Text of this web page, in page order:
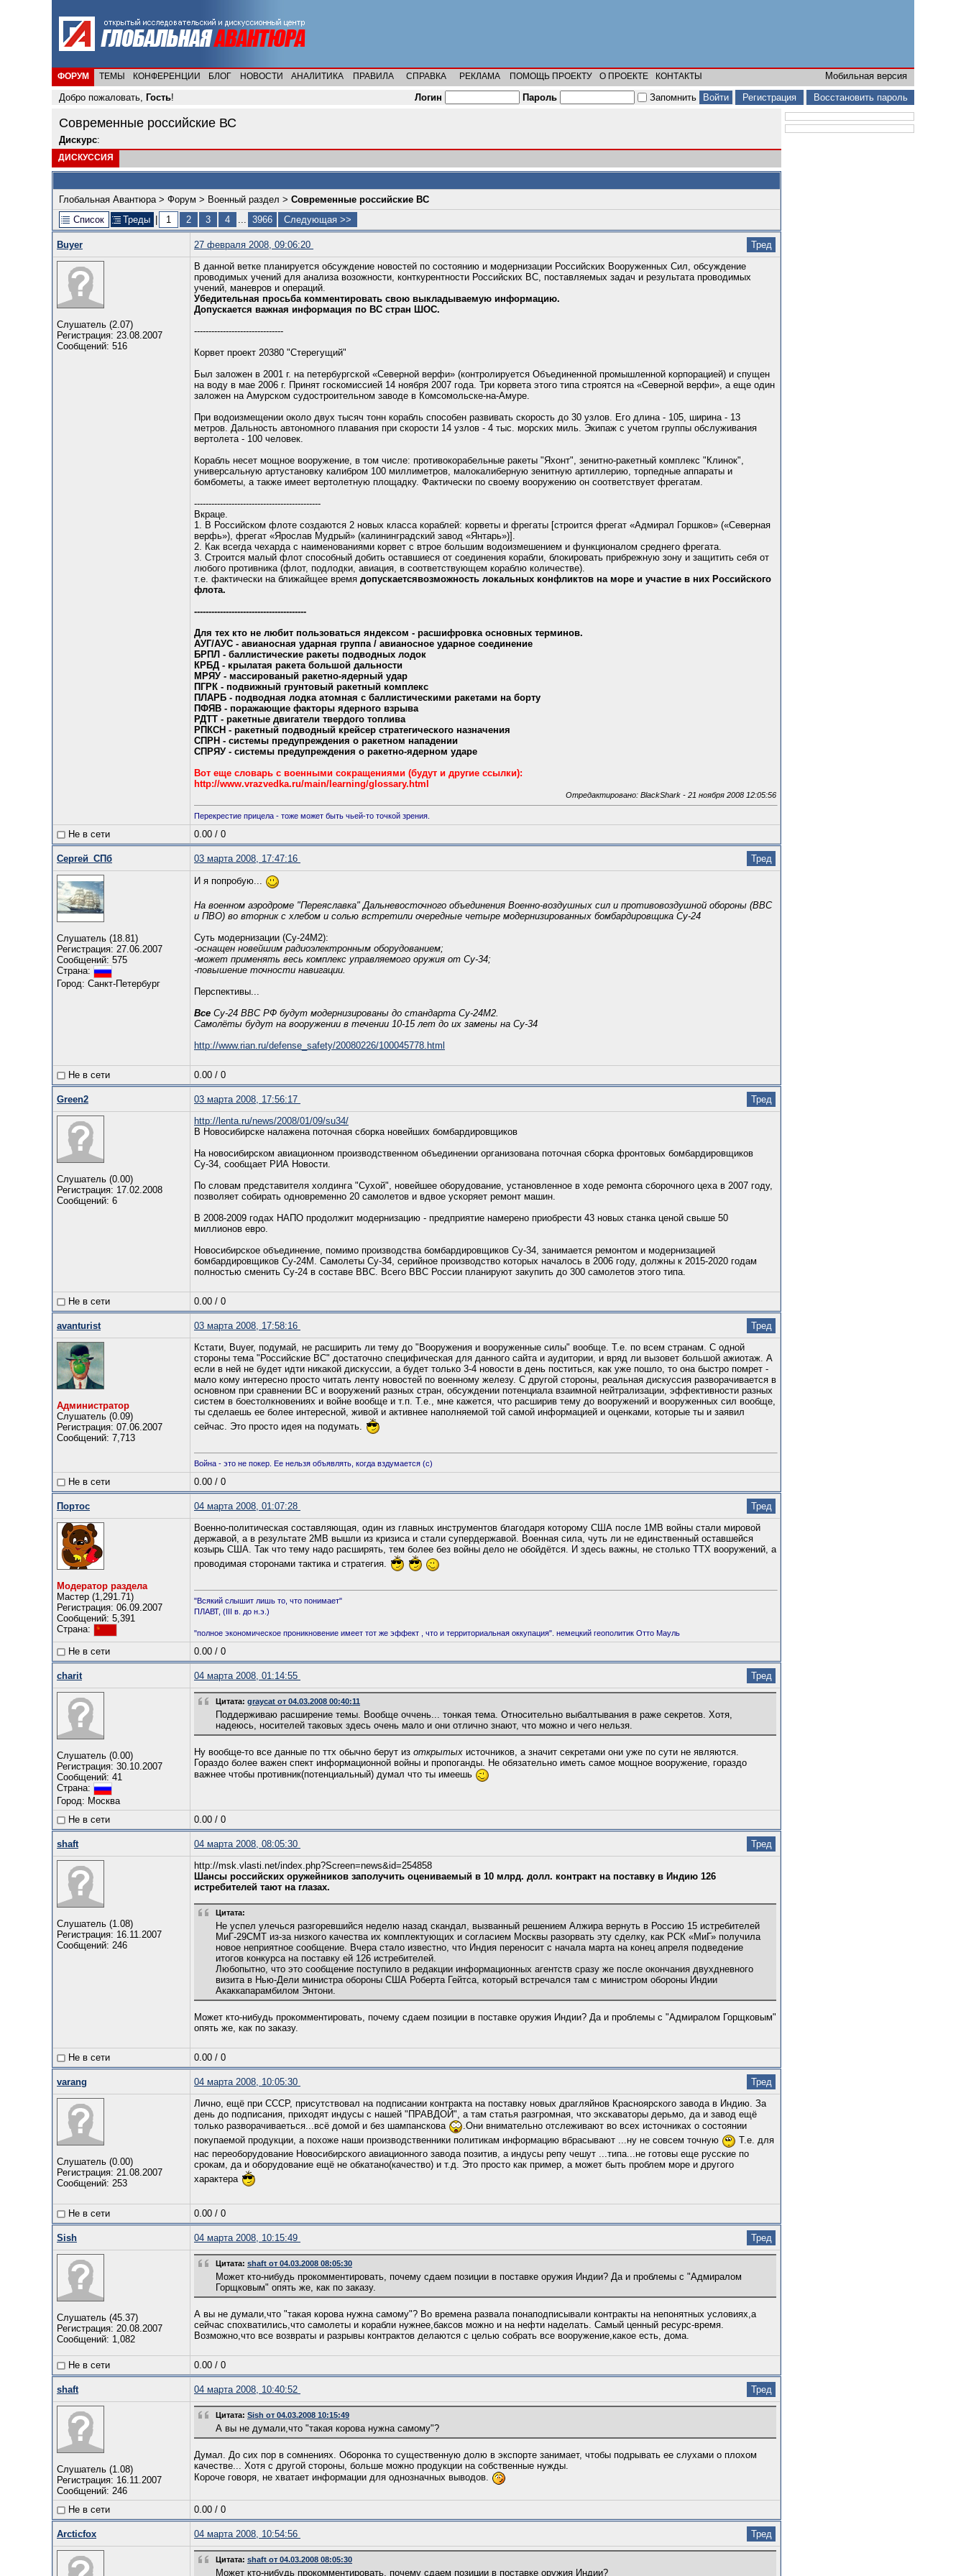
ФОРУМ ТЕМЫ КОНФЕРЕНЦИИ БЛОГ НОВОСТИ АНАЛИТИКА ПРАВИЛА СПРАВКА РЕКЛАМА ПОМОЩЬ ПРОЕКТУ О ПРОЕКТЕ КОНТАКТЫ
Мобильная версия
Добро пожаловать, Гость! Логин Пароль Запомнить Регистрация Восстановить пароль
Современные российские ВС
Дискурс:
ДИСКУССИЯ
Глобальная Авантюра> Форум > Военный раздел > Современные российские ВС
Список
Треды 1 2 3 4 ... 3966 Следующая >>
Buyer 27 февраля 2008, 09:06:20 Тред
Слушатель (2.07)
Регистрация: 23.08.2007
Сообщений: 516
В данной ветке планируется обсуждение новостей по состоянию и модернизации Российских Вооруженных Сил, обсуждение
проводимых учений для анализа возожности, конткурентности Российских ВС, поставляемых задач и результата проводимых
учений, маневров и операций.
Убедительная просьба комментировать свою выкладываемую информацию.
Допускается важная информация по ВС стран ШОС.
-------------------------------
Корвет проект 20380 "Стерегущий"
Был заложен в 2001 г. на петербургской «Северной верфи» (контролируется Объединенной промышленной корпорацией) и спущен
на воду в мае 2006 г. Принят госкомиссией 14 ноября 2007 года. Три корвета этого типа строятся на «Северной верфи», а еще один
заложен на Амурском судостроительном заводе в Комсомольске-на-Амуре.
При водоизмещении около двух тысяч тонн корабль способен развивать скорость до 30 узлов. Его длина - 105, ширина - 13
метров. Дальность автономного плавания при скорости 14 узлов - 4 тыс. морских миль. Экипаж с учетом группы обслуживания
вертолета - 100 человек.
Корабль несет мощное вооружение, в том числе: противокорабельные ракеты "Яхонт", зенитно-ракетный комплекс "Клинок",
универсальную артустановку калибром 100 миллиметров, малокалиберную зенитную артиллерию, торпедные аппараты и
бомбометы, а также имеет вертолетную площадку. Фактически по своему вооружению он соответствует фрегатам.
--------------------------------------------
Вкраце.
1. В Российском флоте создаются 2 новых класса кораблей: корветы и фрегаты [строится фрегат «Адмирал Горшков» («Северная
верфь»), фрегат «Ярослав Мудрый» (калининградский завод «Янтарь»)].
2. Как всегда чехарда с наименованиями корвет с втрое большим водоизмешением и функционалом среднего фрегата.
3. Строится малый флот способный добить оставшиеся от соединения корабли, блокировать прибрежную зону и защитить себя от
любого противника (флот, подлодки, авиация, в соответствующем кораблю количестве).
т.е. фактически на ближайщее время допускаетсявозможность локальных конфликтов на море и участие в них Российского
флота.
---------------------------------------
Для тех кто не любит пользоваться яндексом - расшифровка основных терминов.
АУГ/АУС - авианосная ударная группа / авианосное ударное соединение
БРПЛ - баллистические ракеты подводных лодок
КРБД - крылатая ракета большой дальности
МРЯУ - массированый ракетно-ядерный удар
ПГРК - подвижный грунтовый ракетный комплекс
ПЛАРБ - подводная лодка атомная с баллистическими ракетами на борту
ПФЯВ - поражающие факторы ядерного взрыва
РДТТ - ракетные двигатели твердого топлива
РПКСН - ракетный подводный крейсер стратегического назначения
СПРН - системы предупреждения о ракетном нападении
СПРЯУ - системы предупреждения о ракетно-ядерном ударе
Вот еще словарь с военными сокращениями (будут и другие ссылки):
http://www.vrazvedka.ru/main/learning/glossary.html
Отредактировано: BlackShark - 21 ноября 2008 12:05:56
Перекрестие прицела - тоже может быть чьей-то точкой зрения.
Не в сети 0.00 / 0
Сергей_СПб 03 марта 2008, 17:47:16 Тред
Слушатель (18.81)
Регистрация: 27.06.2007
Сообщений: 575
Страна:
Город: Санкт-Петербург
И я попробую...
На военном аэродроме "Переяславка" Дальневосточного объединения Военно-воздушных сил и противовоздушной обороны (ВВС
и ПВО) во вторник с хлебом и солью встретили очередные четыре модернизированных бомбардировщика Су-24
Суть модернизации (Су-24М2):
-оснащен новейшим радиоэлектронным оборудованием;
-может применять весь комплекс управляемого оружия от Су-34;
-повышение точности навигации.
Перспективы...
Все Су-24 ВВС РФ будут модернизированы до стандарта Су-24М2.
Самолёты будут на вооружении в течении 10-15 лет до их замены на Су-34
http://www.rian.ru/defense_safety/20080226/100045778.html
Не в сети 0.00 / 0
Green2 03 марта 2008, 17:56:17 Тред
Слушатель (0.00)
Регистрация: 17.02.2008
Сообщений: 6
http://lenta.ru/news/2008/01/09/su34/
В Новосибирске налажена поточная сборка новейших бомбардировщиков
На новосибирском авиационном производственном объединении организована поточная сборка фронтовых бомбардировщиков
Су-34, сообщает РИА Новости.
По словам представителя холдинга "Сухой", новейшее оборудование, установленное в ходе ремонта сборочного цеха в 2007 году,
позволяет собирать одновременно 20 самолетов и вдвое ускоряет ремонт машин.
В 2008-2009 годах НАПО продолжит модернизацию - предприятие намерено приобрести 43 новых станка ценой свыше 50
миллионов евро.
Новосибирское объединение, помимо производства бомбардировщиков Су-34, занимается ремонтом и модернизацией
бомбардировщиков Су-24М. Самолеты Су-34, серийное производство которых началось в 2006 году, должны к 2015-2020 годам
полностью сменить Су-24 в составе ВВС. Всего ВВС России планируют закупить до 300 самолетов этого типа.
Не в сети 0.00 / 0
avanturist 03 марта 2008, 17:58:16 Тред
Администратор
Слушатель (0.09)
Регистрация: 07.06.2007
Сообщений: 7,713
Кстати, Buyer, подумай, не расширить ли тему до "Вооружения и вооруженные силы" вообще. Т.е. по всем странам. С одной
стороны тема "Российские ВС" достаточно специфическая для данного сайта и аудитории, и вряд ли вызовет большой ажиотаж. А
если в ней не будет идти никакой дискуссии, а будет только 3-4 новости в день поститься, как уже пошло, то она быстро помрет -
мало кому интересно просто читать ленту новостей по военному железу. С другой стороны, реальная дискуссия разворачивается в
основном при сравнении ВС и вооружений разных стран, обсуждении потенциала взаимной нейтрализации, эффективности разных
систем в боестолкновениях и войне вообще и т.п. Т.е., мне кажется, что расширив тему до вооружений и вооруженных сил вообще,
ты сделаешь ее более интересной, живой и активнее наполняемой той самой информацией и оценками, которые ты и заявил
сейчас. Это просто идея на подумать.
Война - это не покер. Ее нельзя объявлять, когда вздумается (c)
Не в сети 0.00 / 0
Портос 04 марта 2008, 01:07:28 Тред
Модератор раздела
Мастер (1,291.71)
Регистрация: 06.09.2007
Сообщений: 5,391
Страна:
Военно-политическая составляющая, один из главных инструментов благодаря которому США после 1МВ войны стали мировой
державой, а в результате 2МВ вышли из кризиса и стали супердержавой. Военная сила, чуть ли не единственный оставшейся
козырь США. Так что тему надо расширять, тем более без войны дело не обойдётся. И здесь важны, не столько ТТХ вооружений, а
проводимая сторонами тактика и стратегия.
"Всякий слышит лишь то, что понимает"
ПЛАВТ, (III в. до н.э.)
"полное экономическое проникновение имеет тот же эффект , что и территориальная оккупация". немецкий геополитик Отто Мауль
Не в сети 0.00 / 0
charit 04 марта 2008, 01:14:55 Тред
Слушатель (0.00)
Регистрация: 30.10.2007
Сообщений: 41
Страна:
Город: Москва
Цитата: graycat от 04.03.2008 00:40:11
Поддерживаю расширение темы. Вообще оччень... тонкая тема. Относительно выбалтывания в раже секретов. Хотя,
надеюсь, носителей таковых здесь очень мало и они отлично знают, что можно и чего нельзя.
Ну вообще-то все данные по ттх обычно берут из открытых источников, а значит секретами они уже по сути не являются.
Гораздо более важен спект информационной войны и пропоганды. Не обязательно иметь самое мощное вооружение, гораздо
важнее чтобы противник(потенциальный) думал что ты имеешь
Не в сети 0.00 / 0
shaft 04 марта 2008, 08:05:30 Тред
Слушатель (1.08)
Регистрация: 16.11.2007
Сообщений: 246
http://msk.vlasti.net/index.php?Screen=news&id=254858
Шансы российских оружейников заполучить оцениваемый в 10 млрд. долл. контракт на поставку в Индию 126
истребителей тают на глазах.
Цитата:
Не успел улечься разгоревшийся неделю назад скандал, вызванный решением Алжира вернуть в Россию 15 истребителей
МиГ-29СМТ из-за низкого качества их комплектующих и согласием Москвы разорвать эту сделку, как РСК «МиГ» получила
новое неприятное сообщение. Вчера стало известно, что Индия переносит с начала марта на конец апреля подведение
итогов конкурса на поставку ей 126 истребителей.
Любопытно, что это сообщение поступило в редакции информационных агентств сразу же после окончания двухдневного
визита в Нью-Дели министра обороны США Роберта Гейтса, который встречался там с министром обороны Индии
Акаккапарамбилом Энтони.
Может кто-нибудь прокомментировать, почему сдаем позиции в поставке оружия Индии? Да и проблемы с "Адмиралом Горщковым"
опять же, как по заказу.
Не в сети 0.00 / 0
varang 04 марта 2008, 10:05:30 Тред
Слушатель (0.00)
Регистрация: 21.08.2007
Сообщений: 253
Лично, ещё при СССР, присутствовал на подписании контракта на поставку новых драгляйнов Красноярского завода в Индию. За
день до подписания, приходят индусы с нашей "ПРАВДОЙ", а там статья разгромная, что экскаваторы дерьмо, да и завод ещё
только разворачиваеться...всё домой и без шампанскова
.Они внимательно отслеживают во всех источниках о состоянии
покупаемой продукции, а похоже наши производственники политикам информацию вбрасывают ...ну не совсем точную
Т.е. для
нас переоборудование Новосибирского авиационного завода позитив, а индусы репу чешут ...типа...не готовы еще русские по
срокам, да и оборудование ещё не обкатано(качество) и т.д. Это просто как пример, а может быть проблем море и другого
характера
Не в сети 0.00 / 0
Sish 04 марта 2008, 10:15:49 Тред
Слушатель (45.37)
Регистрация: 20.08.2007
Сообщений: 1,082
Цитата: shaft от 04.03.2008 08:05:30
Может кто-нибудь прокомментировать, почему сдаем позиции в поставке оружия Индии? Да и проблемы с "Адмиралом
Горщковым" опять же, как по заказу.
А вы не думали,что "такая корова нужна самому"? Во времена развала понаподписывали контракты на непонятных условиях,а
сейчас спохватились,что самолеты и корабли нужнее,баксов можно и на нефти наделать. Самый ценный ресурс-время.
Возможно,что все возвраты и разрывы контрактов делаются с целью собрать все вооружение,какое есть, дома.
Не в сети 0.00 / 0
shaft 04 марта 2008, 10:40:52 Тред
Слушатель (1.08)
Регистрация: 16.11.2007
Сообщений: 246
Цитата: Sish от 04.03.2008 10:15:49
А вы не думали,что "такая корова нужна самому"?
Думал. До сих пор в сомнениях. Оборонка то существенную долю в экспорте занимает, чтобы подрывать ее слухами о плохом
качестве... Хотя с другой стороны, больше можно продукции на собственные нужды.
Короче говоря, не хватает информации для однозначных выводов.
Не в сети 0.00 / 0
Arcticfox 04 марта 2008, 10:54:56 Тред
Цитата: shaft от 04.03.2008 08:05:30
Может кто-нибудь прокомментировать, почему сдаем позиции в поставке оружия Индии?